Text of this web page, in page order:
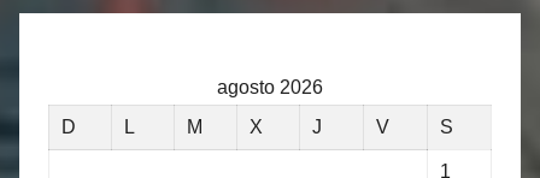
agosto 2026
D
L M X J V S
1